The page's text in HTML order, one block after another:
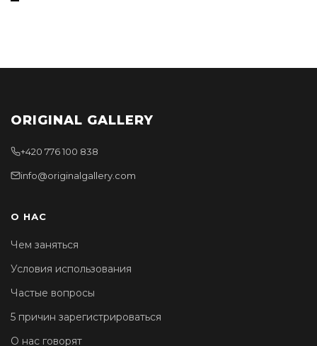
ORIGINAL GALLERY
+420 776 100 838
info@originalgallery.com
О НАС
Чем заняться
Условия использования
Частые вопросы
5 причин зарегистрироваться
О нас говорят